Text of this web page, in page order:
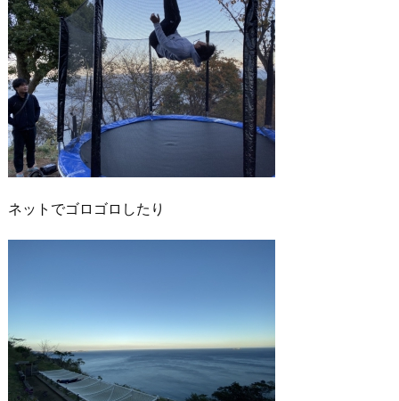
ネットでゴロゴロしたり